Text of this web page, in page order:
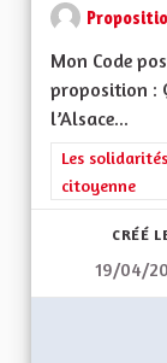
Mon Code
proposition :
l’Alsace...
Filtrer les
Les
citoyenne
CRÉÉ
19/04/